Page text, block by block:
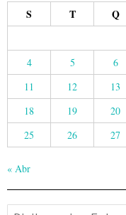
S T Q
4
5 6
11
12 13
18
19 20
25
26 27
« Abr